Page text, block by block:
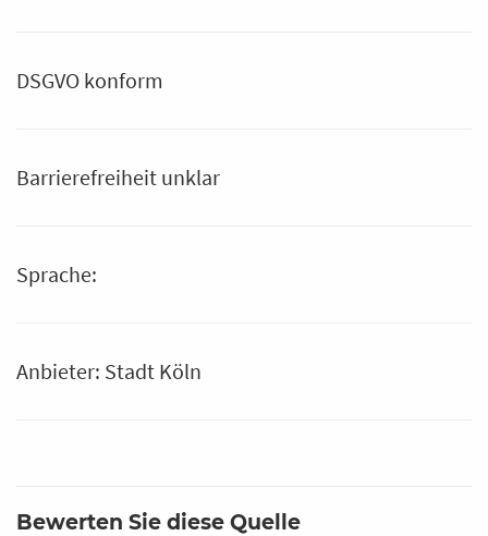
DSGVO konform
Barrierefreiheit unklar
Sprache:
Anbieter: Stadt Köln
Bewerten Sie diese Quelle